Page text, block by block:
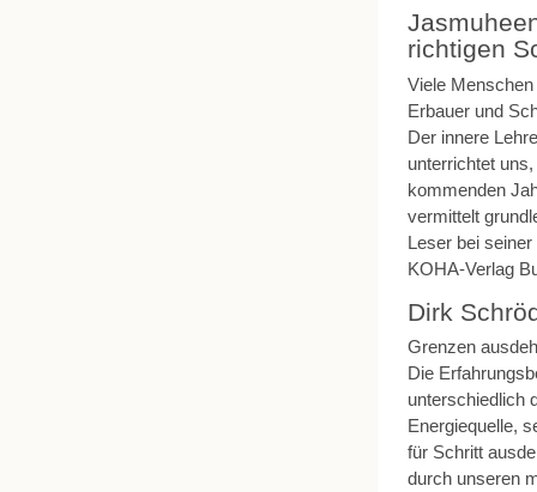
richtigen
Viele
Erbauer und
Der innere
unterrichtet
kommenden
vermittelt
Leser bei
KOHA-Verlag
Dirk
Grenzen
Die
unterschiedlich
Energiequelle,
für Schritt
durch unseren